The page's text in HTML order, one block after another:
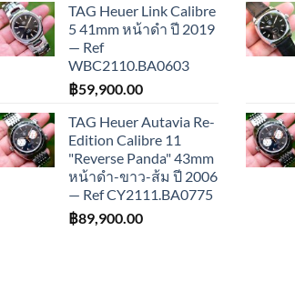
TAG Heuer Link Calibre
5 41mm หน้าดำ ปี 2019
— Ref
WBC2110.BA0603
฿59,900.00
TAG Heuer Autavia Re-
Edition Calibre 11
"Reverse Panda" 43mm
หน้าดำ-ขาว-ส้ม ปี 2006
— Ref CY2111.BA0775
฿89,900.00